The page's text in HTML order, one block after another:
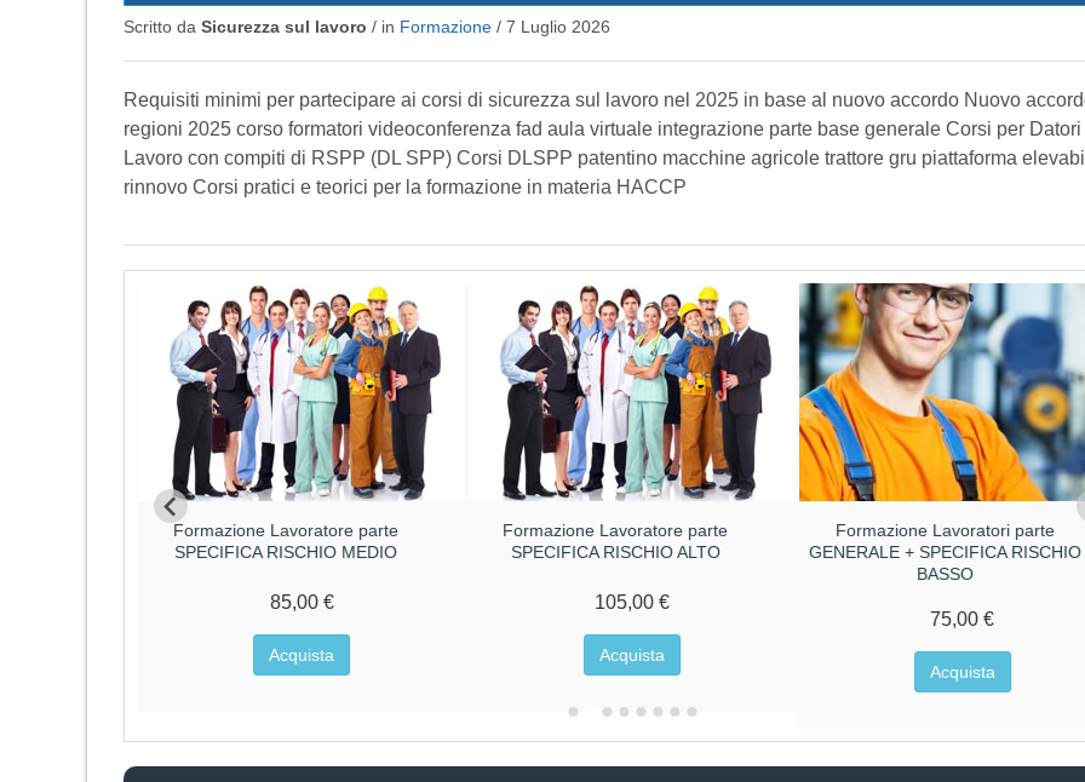
Scritto da Sicurezza sul lavoro / in Formazione / 7 Luglio 2026
Requisiti minimi per partecipare ai corsi di sicurezza sul lavoro nel 2025 in base al nuovo accordo Nuovo
regioni 2025 corso formatori videoconferenza fad aula virtuale integrazione parte base generale Corsi per Datori
Lavoro con compiti di RSPP (DL SPP) Corsi DLSPP patentino macchine agricole trattore gru piattaforma
rinnovo Corsi pratici e teorici per la formazione in materia HACCP
Formazione Lavoratore parte
SPECIFICA RISCHIO MEDIO
85,00 €
Acquista
Formazione Lavoratore parte
SPECIFICA RISCHIO ALTO
105,00 €
Acquista
Formazione Lavoratori parte
GENERALE + SPECIFICA RISCHIO
BASSO
75,00 €
Acquista